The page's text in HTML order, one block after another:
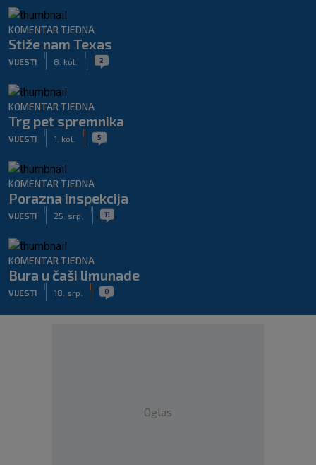
KOMENTAR TJEDNA
Stiže nam Texas
VIJESTI 8. kol. 2
KOMENTAR TJEDNA
Trg pet spremnika
VIJESTI 1. kol. 5
KOMENTAR TJEDNA
Porazna inspekcija
VIJESTI 25. srp. 11
KOMENTAR TJEDNA
Bura u čaši limunade
VIJESTI 18. srp. 0
Oglas